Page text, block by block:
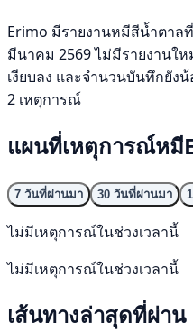
Erimo มีรายงานหมีสีน้ำตาล
มีนาคม 2569 ไม่มีรายงานใ
เงียบลง และจำนวนบันทึกยั
2 เหตุการณ์
แผนที่เหตุการณ์หมี
7 วันที่ผ่านมา 30 วันที่ผ่านมา
ไม่มีเหตุการณ์ในช่วงเวลานี้
ไม่มีเหตุการณ์ในช่วงเวลานี้
เส้นทางล่าสุดที่ผ่า